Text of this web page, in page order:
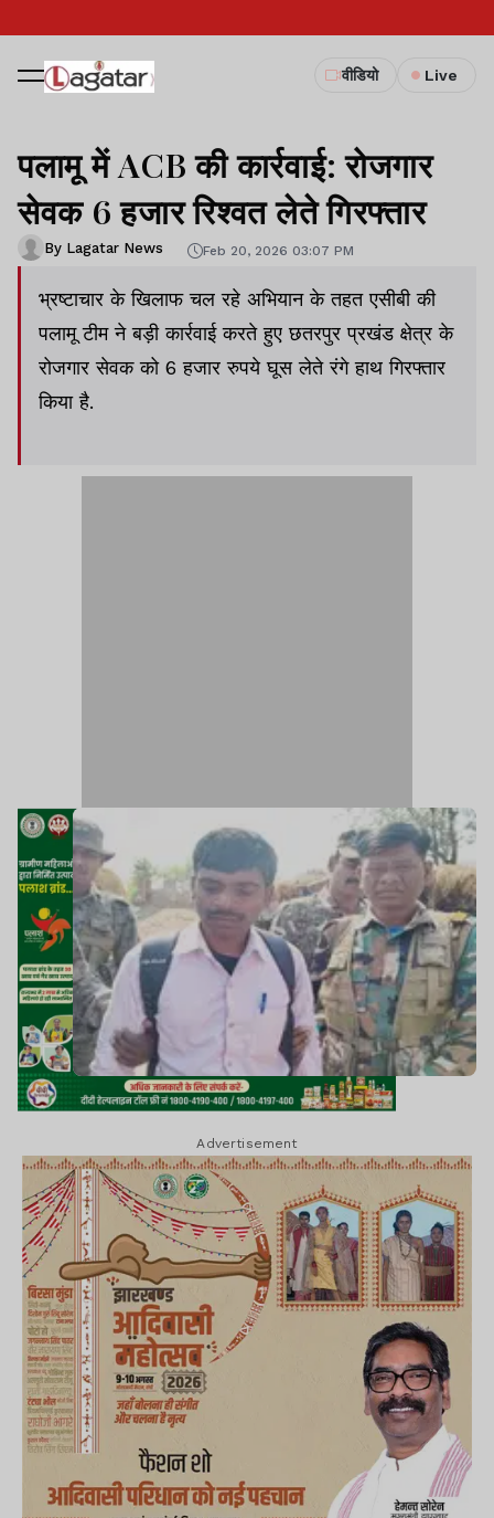
वीडियो Live
पलामू में ACB की कार्रवाई: रोजगार
सेवक 6 हजार रिश्वत लेते गिरफ्तार
By Lagatar News Feb 20, 2026 03:07 PM
भ्रष्टाचार के खिलाफ चल रहे अभियान के तहत एसीबी की
पलामू टीम ने बड़ी कार्रवाई करते हुए छतरपुर प्रखंड क्षेत्र के
रोजगार सेवक को 6 हजार रुपये घूस लेते रंगे हाथ गिरफ्तार
किया है.
Advertisement